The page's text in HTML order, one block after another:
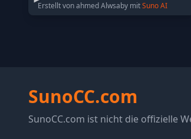
Erstellt von ahmed Alwsaby mitSuno AI
SunoCC.com
SunoCC.com ist nicht die offizielle